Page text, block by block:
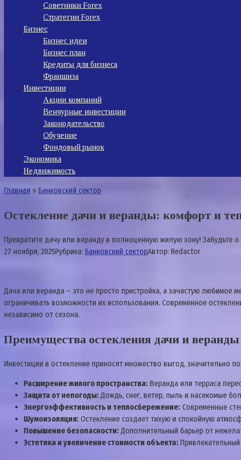
Советники Forex
Стратегии Forex
Бизнес
Бизнес идеи
Бизнес план
Кредиты для бизнеса
Франшиза
Инвестиции
Акции компаний
Венчурные инвестиции
Законодательство
Обучение
Фондовый рынок
Экономика
Недвижимость
Главная » Банковский сектор
Остекление дачи и веранды: комфорт и
Превратите дачу или веранду в полноценную жилую зону! Забудьте
27 ноября, 2025Рубрика: Банковский секторАвтор: Redactor
Дача или веранда – это не просто пристройка‚ а зачастую любимое
ограничивать возможности их использования. Современное
независимо от сезона.
Преимущества остекления дачи и веранды
Инвестиции в остекление приносят множество выгод‚ значительно
Расширение жилого пространства: Веранда или терраса
Защита от непогоды: Дождь‚ снег‚ ветер‚ пыль и насекомые
Энергоэффективность и теплосбережение: Современные
Шумоизоляция: Остекление создает тихую и спокойную
Повышение безопасности: Дополнительный барьер от
Эстетика и увеличение стоимости объекта: